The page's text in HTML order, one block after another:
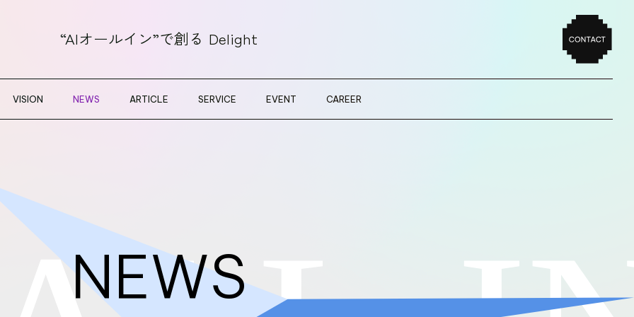
“AIオールイン”で創る Delight
VISION NEWS ARTICLE SERVICE EVENT CAREER
NEWS